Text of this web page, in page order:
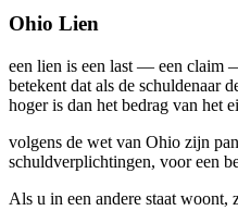
Ohio Lien
een lien is een last — een claim
betekent dat als de schuldenaar
hoger is dan het bedrag van het
volgens de wet van Ohio zijn
schuldverplichtingen, voor een
Als u in een andere staat woont,